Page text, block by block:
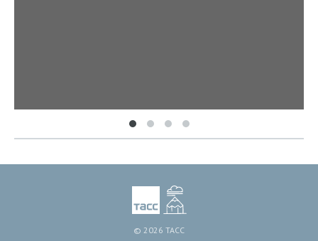
© 2026 ТАСС